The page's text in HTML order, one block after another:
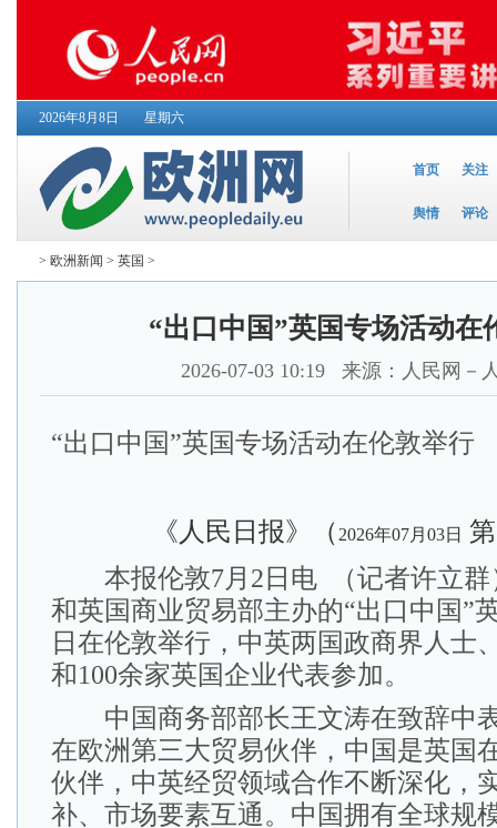
2026年8月8日 星期六
首页 关注
舆情 评论
> 欧洲新闻 > 英国 >
“出口中国”英国专场活动在
2026-07-03 10:19 来源：人民网－
“出口中国”英国专场活动在伦敦举行
《人民日报》（ 2026年07月03日
本报伦敦7月2日电 （记者许立群
和英国商业贸易部主办的“出口中国”
日在伦敦举行，中英两国政商界人士
和100余家英国企业代表参加。
中国商务部部长王文涛在致辞中
在欧洲第三大贸易伙伴，中国是英国
伙伴，中英经贸领域合作不断深化，
补、市场要素互通。中国拥有全球规